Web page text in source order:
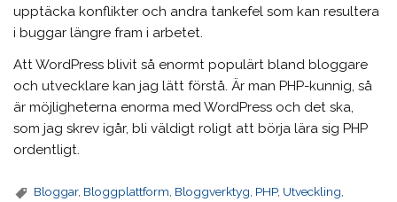
upptäcka konflikter och andra tankefel som kan resultera
i buggar längre fram i arbetet.
Att WordPress blivit så enormt populärt bland bloggare
och utvecklare kan jag lätt förstå. Är man PHP-kunnig, så
är möjligheterna enorma med WordPress och det ska,
som jag skrev igår, bli väldigt roligt att börja lära sig PHP
ordentligt.
Bloggar, Bloggplattform Bloggverktyg PHP, Utveckling